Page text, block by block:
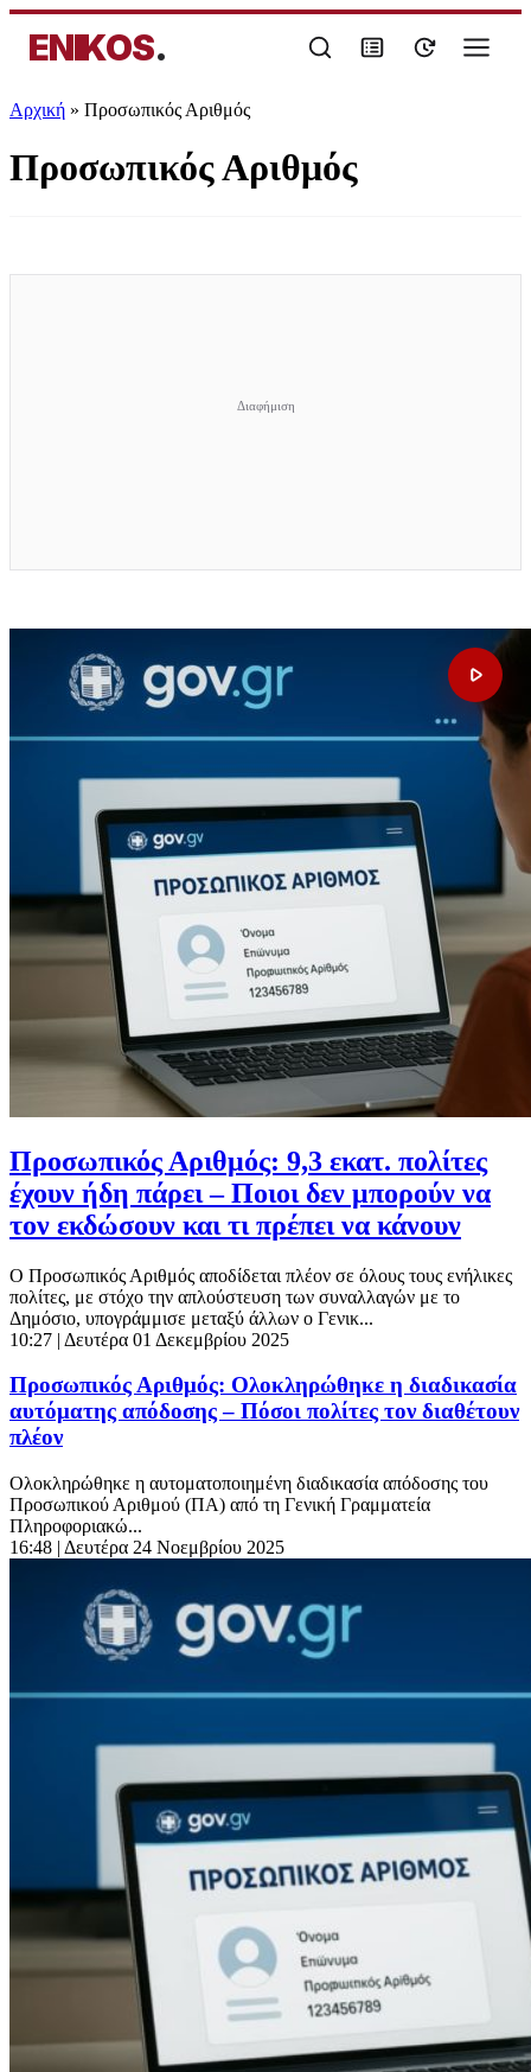
ENIKOS.
Αρχική » Προσωπικός Αριθμός
Προσωπικός Αριθμός
Προσωπικός Αριθμός: 9,3 εκατ. πολίτες
έχουν ήδη πάρει – Ποιοι δεν μπορούν να
τον εκδώσουν και τι πρέπει να κάνουν
Ο Προσωπικός Αριθμός αποδίδεται πλέον σε όλους τους ενήλικες
πολίτες, με στόχο την απλούστευση των συναλλαγών με το
Δημόσιο, υπογράμμισε μεταξύ άλλων ο Γενικ...
10:27 | Δευτέρα 01 Δεκεμβρίου 2025
Προσωπικός Αριθμός: Ολοκληρώθηκε η διαδικασία
αυτόματης απόδοσης – Πόσοι πολίτες τον διαθέτουν
πλέον
Ολοκληρώθηκε η αυτοματοποιημένη διαδικασία απόδοσης του
Προσωπικού Αριθμού (ΠΑ) από τη Γενική Γραμματεία
Πληροφοριακώ...
16:48 | Δευτέρα 24 Νοεμβρίου 2025